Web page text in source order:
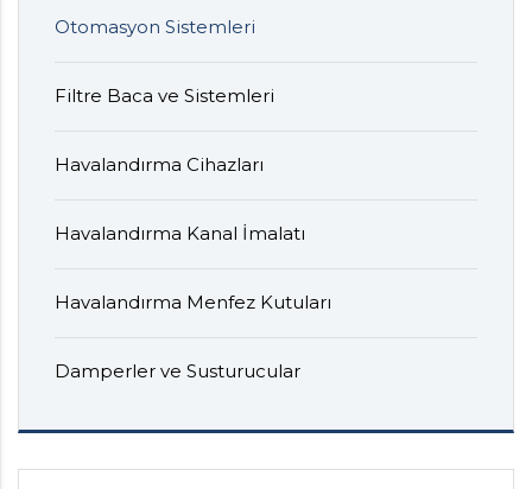
Otomasyon Sistemleri
Filtre Baca ve Sistemleri
Havalandırma Cihazları
Havalandırma Kanal İmalatı
Havalandırma Menfez Kutuları
Damperler ve Susturucular